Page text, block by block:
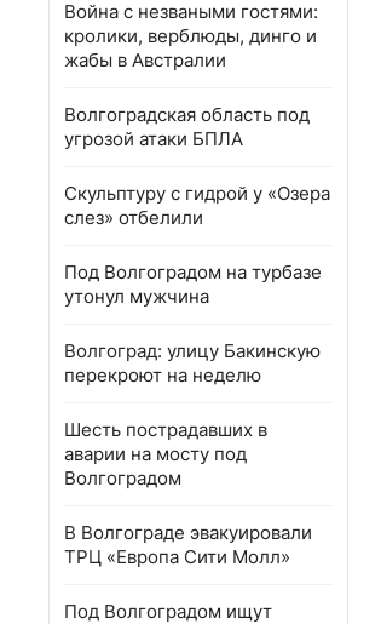
Война с незваными гостями:
кролики, верблюды, динго и
жабы в Австралии
Волгоградская область под
угрозой атаки БПЛА
Скульптуру с гидрой у «Озера
слез» отбелили
Под Волгоградом на турбазе
утонул мужчина
Волгоград: улицу Бакинскую
перекроют на неделю
Шесть пострадавших в
аварии на мосту под
Волгоградом
В Волгограде эвакуировали
ТРЦ «Европа Сити Молл»
Под Волгоградом ищут